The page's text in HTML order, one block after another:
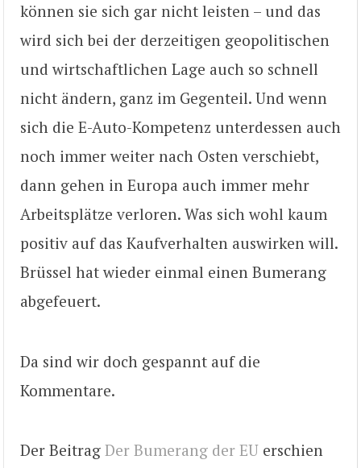
können sie sich gar nicht leisten – und das
wird sich bei der derzeitigen geopolitischen
und wirtschaftlichen Lage auch so schnell
nicht ändern, ganz im Gegenteil. Und wenn
sich die E-Auto-Kompetenz unterdessen auch
noch immer weiter nach Osten verschiebt,
dann gehen in Europa auch immer mehr
Arbeitsplätze verloren. Was sich wohl kaum
positiv auf das Kaufverhalten auswirken will.
Brüssel hat wieder einmal einen Bumerang
abgefeuert.
Da sind wir doch gespannt auf die
Kommentare.
Der Beitrag Der Bumerang der EU erschien